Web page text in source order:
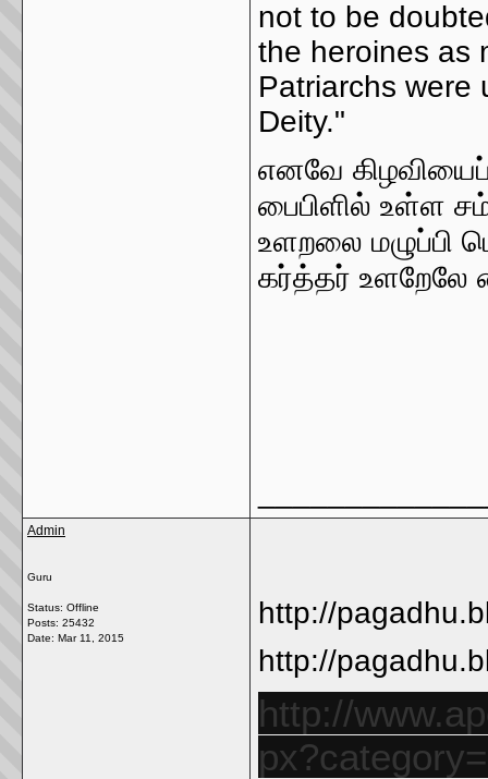
not to be
the heroines as
Patriarchs were
Deity."
எனவே
பைபிளில் உள்ள
உளறலை
கர்த்தர் உளறேலே
Admin
Guru
Status: Offline
Posts: 25432
Date: Mar 11, 2015
http://
http://
http://